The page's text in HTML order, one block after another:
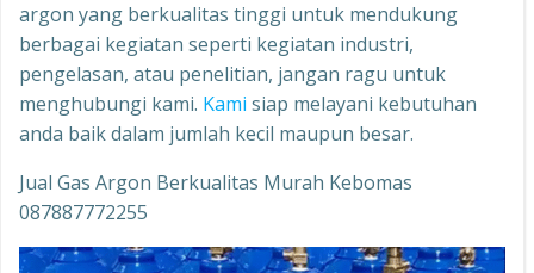
argon yang berkualitas tinggi untuk mendukung
berbagai kegiatan seperti kegiatan industri,
pengelasan, atau penelitian, jangan ragu untuk
menghubungi kami. Kami siap melayani kebutuhan
anda baik dalam jumlah kecil maupun besar.
Jual Gas Argon Berkualitas Murah Kebomas
087887772255